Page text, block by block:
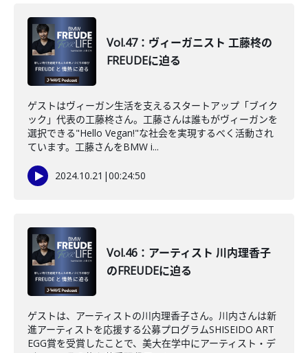
Vol.47：ヴィーガニスト 工藤柊の
FREUDEに迫る
ゲストはヴィーガン生活を支えるスタートアップ「ブイク
ック」代表の工藤柊さん。工藤さんは誰もがヴィーガンを
選択できる"Hello Vegan!"な社会を実現するべく活動され
ています。工藤さんをBMW i...
2024.10.21 |00:24:50
Vol.46：アーティスト 川内理香子
のFREUDEに迫る
ゲストは、アーティストの川内理香子さん。川内さんは新
進アーティストを応援する公募プログラムSHISEIDO ART
EGG賞を受賞したことで、美大在学中にアーティスト・デ